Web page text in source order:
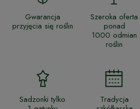
Gwarancja
przyjęcia się roślin
Szeroka oferta
ponad
1000 odmian
roślin
Sadzonki tylko
Tradycja